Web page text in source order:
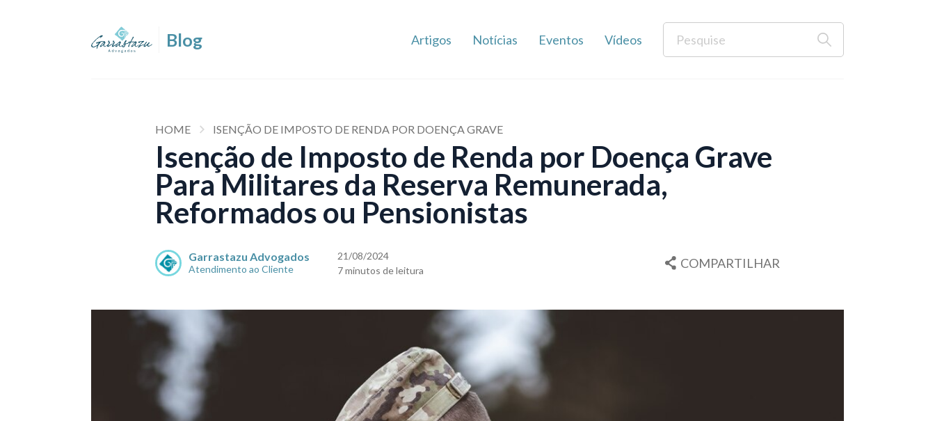
Artigos Notícias Eventos Vídeos
HOME ISENÇÃO DE IMPOSTO DE RENDA POR DOENÇA GRAVE
Isenção de Imposto de Renda por Doença Grave
Para Militares da Reserva Remunerada,
Reformados ou Pensionistas
Garrastazu Advogados
Atendimento ao Cliente
21/08/2024
7 minutos de leitura
COMPARTILHAR